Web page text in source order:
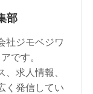
部
社ジモベジワ
です。
求人情報、
く発信してい